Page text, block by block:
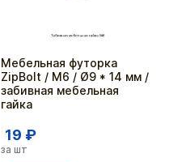
Мебельная футорка
ZipBolt / М6 / Ø9 * 14 мм /
забивная мебельная
гайка
19 ₽
за шт